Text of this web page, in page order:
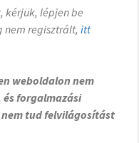
kérjük, lépjen be
nem regisztrált, itt
weboldalon nem
forgalmazási
tud felvilágosítást